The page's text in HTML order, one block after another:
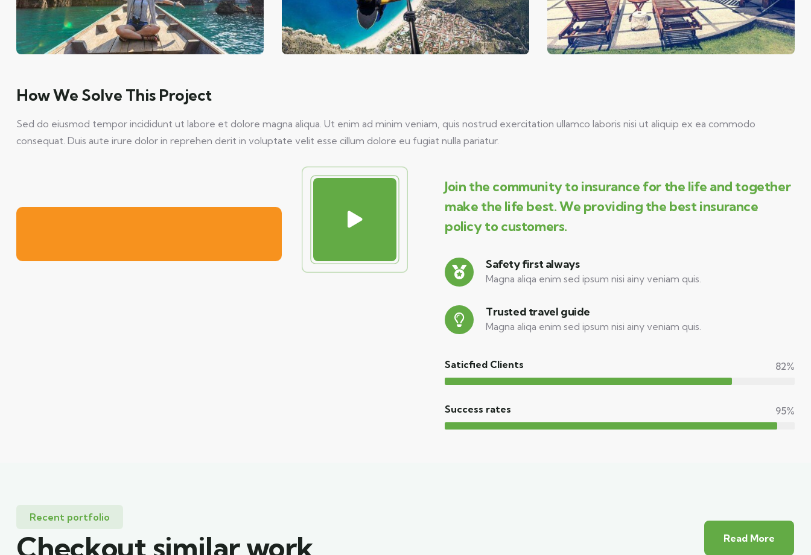
How We Solve This Project
Sed do eiusmod tempor incididunt ut labore et dolore magna aliqua. Ut enim ad minim veniam, quis nostrud exercitation ullamco laboris nisi ut aliquip ex ea commodo
consequat. Duis aute irure dolor in reprehen derit in voluptate velit esse cillum dolore eu fugiat nulla pariatur.
Join the community to insurance for the life and together
make the life best. We providing the best insurance
policy to customers.
Safety first always
Magna aliqa enim sed ipsum nisi ainy veniam quis.
Trusted travel guide
Magna aliqa enim sed ipsum nisi ainy veniam quis.
Saticfied Clients 82%
Success rates 95%
Recent portfolio
Checkout similar work Read More